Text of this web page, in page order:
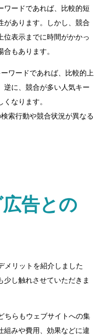
ワードであれば、比較的短
があります。しかし、競合
位表示までに時間がかかっ
もあります。
ワードであれば、比較的上
逆に、競合が多い人気キー
なります。
索行動や競合状況が異なる
告との
メリットを紹介しました
少し触れさせていただきま
ちらもウェブサイトへの集
組みや費用、効果などに違